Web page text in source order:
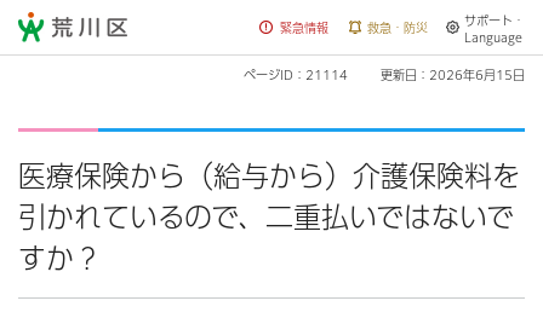
荒川区 緊急情報 救急・防災
サポート・
Language
ページID：21114 更新日：2026年6月15日
医療保険から（給与から）介護保険料を
引かれているので、二重払いではないで
すか？